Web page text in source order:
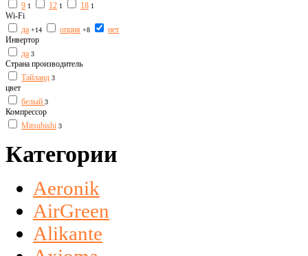
9 1 12 1 18 1
Wi-Fi
да +14 опция +8
нет
Инвертор
да 3
Страна производитель
Тайланд 3
цвет
белый 3
Компрессор
Mitsubishi 3
Категории
Aeronik
AirGreen
Alikante